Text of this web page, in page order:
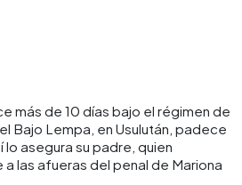
más de 10 días bajo el régimen de
Bajo Lempa, en Usulután, padece
asegura su padre, quien
las afueras del penal de Mariona